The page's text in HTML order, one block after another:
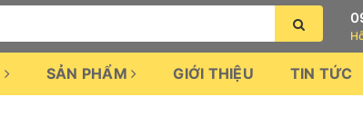
SẢN PHẨM GIỚI THIỆU TIN TỨC